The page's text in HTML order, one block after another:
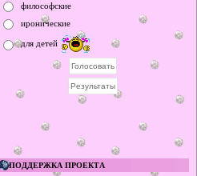
философские
иронические
для детей
ПОДДЕРЖКА ПРОЕКТА